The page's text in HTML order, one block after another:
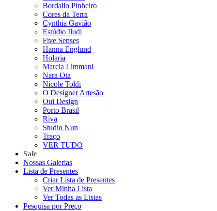
Bordallo Pinheiro
Cores da Terra
Cynthia Gavião
Estúdio Iludi
Five Senses
Hanna Englund
Holaria
Marcia Limmani
Nara Ota
Nicole Toldi
O Designer Artesão
Oui Design
Porto Brasil
Riva
Studio Nun
Traço
VER TUDO
Sale
Nossas Galerias
Lista de Presentes
Criar Lista de Presentes
Ver Minha Lista
Ver Todas as Listas
Pesquisa por Preço